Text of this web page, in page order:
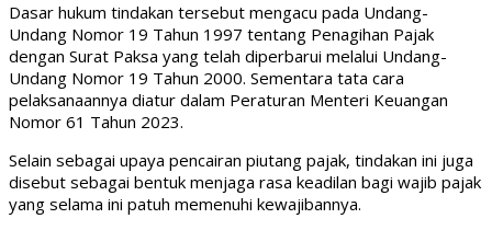
Dasar hukum tindakan tersebut mengacu pada Undang-
Undang Nomor 19 Tahun 1997 tentang Penagihan Pajak
dengan Surat Paksa yang telah diperbarui melalui Undang-
Undang Nomor 19 Tahun 2000. Sementara tata cara
pelaksanaannya diatur dalam Peraturan Menteri Keuangan
Nomor 61 Tahun 2023.
Selain sebagai upaya pencairan piutang pajak, tindakan ini juga
disebut sebagai bentuk menjaga rasa keadilan bagi wajib pajak
yang selama ini patuh memenuhi kewajibannya.